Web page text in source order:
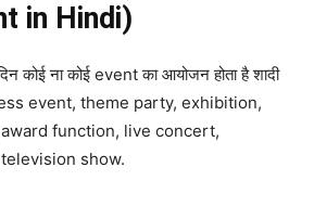
in Hindi)
कोई ना कोई event का आयोजन होता है शादी
event, theme party, exhibition,
function, live concert,
show.